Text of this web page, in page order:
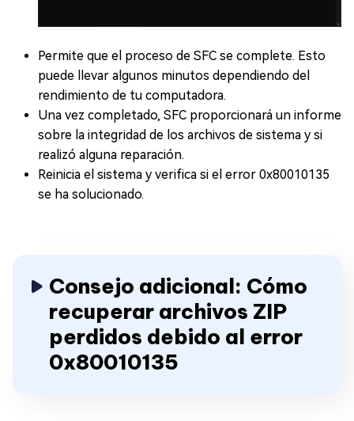
Permite que el proceso de SFC se complete. Esto
puede llevar algunos minutos dependiendo del
rendimiento de tu computadora.
Una vez completado, SFC proporcionará un informe
sobre la integridad de los archivos de sistema y si
realizó alguna reparación.
Reinicia el sistema y verifica si el error 0x80010135
se ha solucionado.
Consejo adicional: Cómo
recuperar archivos ZIP
perdidos debido al error
0x80010135